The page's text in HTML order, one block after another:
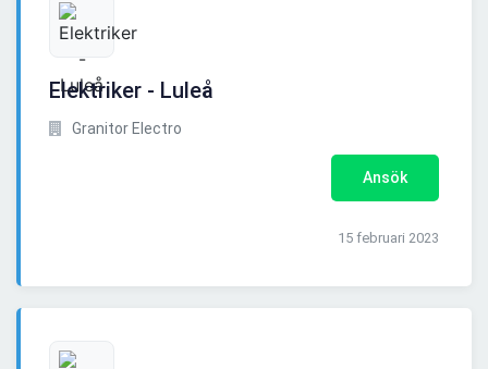
Elektriker - Luleå
Granitor Electro
Ansök
15 februari 2023